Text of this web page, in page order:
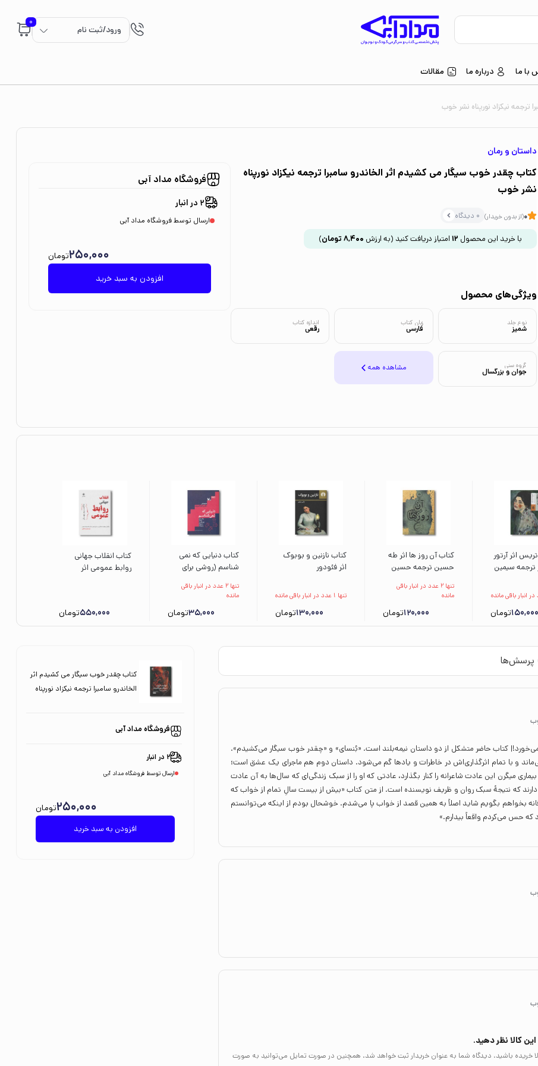
ورود/ثبت نام
0
با ما درباره ما مقالات
نیکزاد نورپناه نشر خوب
داستان و رمان
کتاب چقدر خوب سیگار می کشیدم اثر الخاندرو سامبرا ترجمه نیکزاد نورپناه
نشر خوب
0(از بدون خریدار) 0 دیدگاه
با خرید این محصول 12 امتیاز دریافت کنید (به ارزش 8,400 تومان)
ویژگی‌های محصول
نوع جلد
شمیز
زبان کتاب
فارسی
اندازه کتاب
رقعی
گروه سنی
جوان و بزرگسال مشاهده همه
فروشگاه مداد آبی
2 در انبار
ارسال توسط فروشگاه مداد آبی
افزودن به سبد خرید
250,000تومان
اثر آرتور
ترجمه سیمین
150,000تومان
کتاب آن روز ها اثر طه
حسین ترجمه حسین
فرهنگیتنها 2 عدد در انبار باقی
مانده
120,000تومان
کتاب نازنین و بوبوک
اثر فئودور
رحمت الهی نشر علمی
تنها 1 عدد در انبار باقی مانده
130,000تومان
کتاب دنیایی که نمی
شناسم (روشی برای
کودکان و نوجوانان) اثر
کانون پرورش فکری
کودکان و نوجوانان
تنها 2 عدد در انبار باقی
مانده
35,000تومان
کتاب انقلاب جهانی
روابط عمومی اثر
550,000تومان
پرسش‌ها
کتاب حاضر متشکل از دو داستان نیمه‌بلند است. «بُنسای» و «چقدر خوب سیگار می‌کشیدم».
و با تمام اثرگذاری‌اش در خاطرات و یادها گم می‌شود. داستان دوم هم ماجرای یک عشق است؛
میگرن این عادت شاعرانه را کنار بگذارد، عادتی که او را از سبک زندگی‌ای که سال‌ها به آن عادت
که نتیجۀ سبک روان و ظریف نویسنده است. از متن کتاب «بیش از بیست سالِ تمام از خواب که
بخواهم بگویم شاید اصلاً به همین قصد از خواب پا می‌شدم. خوشحال بودم از اینکه می‌توانستم
که حس می‌کردم واقعاً بیدارم.»
کالا نظر دهید.
خریده باشید، دیدگاه شما به عنوان خریدار ثبت خواهد شد. همچنین در صورت تمایل می‌توانید به صورت
کتاب چقدر خوب سیگار می کشیدم اثر
الخاندرو سامبرا ترجمه نیکزاد نورپناه
فروشگاه مداد آبی
2 در انبار
ارسال توسط فروشگاه مداد آبی
افزودن به سبد خرید
250,000تومان